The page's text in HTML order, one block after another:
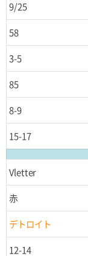
9/25
58
3-5
85
8-9
15-17
Vletter
赤
デトロイト
12-14